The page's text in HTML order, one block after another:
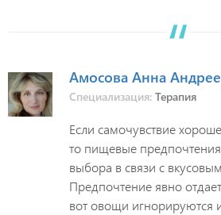
Амосова Анна
Специализация: Терапия
Если самочувствие
то пищевые
выбора в связи с
Предпочтение явно
вот овощи игнорируются